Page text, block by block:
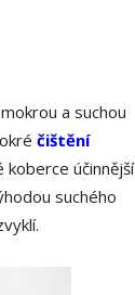
a suchou
čištění
účinnější
suchého